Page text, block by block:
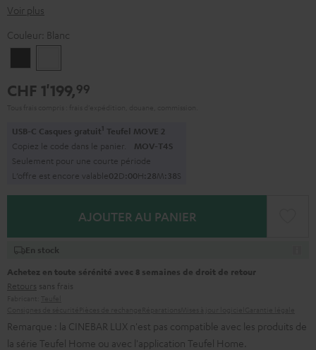
Voir plus
Couleur: Blanc
CHF 1'199,99
USB-C Casques gratuit1 Teufel MOVE 2
Copiez le code dans le panier. MOV-T4S
Seulement pour une courte période
L’offre est encore valable02D:00H: 28M: 37S
AJOUTER AU PANIER
En stock
Achetez en toute sérénité avec 8 semaines de droit de retour
Retours sans frais
Remarque : la CINEBAR LUX n'est pas compatible avec les produits de
la série Teufel Home ou avec l'application Teufel Home.